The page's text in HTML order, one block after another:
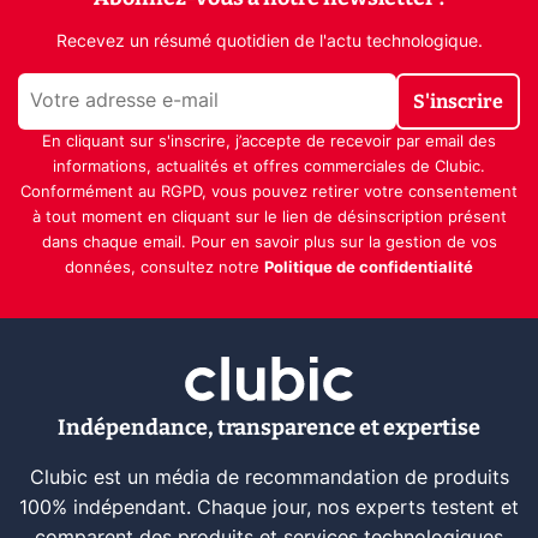
Recevez un résumé quotidien de l'actu technologique.
S'inscrire
En cliquant sur s'inscrire, j’accepte de recevoir par email des
informations, actualités et offres commerciales de Clubic.
Conformément au RGPD, vous pouvez retirer votre consentement
à tout moment en cliquant sur le lien de désinscription présent
dans chaque email. Pour en savoir plus sur la gestion de vos
données, consultez notre Politique de confidentialité
Indépendance, transparence et expertise
Clubic est un média de recommandation de produits
100% indépendant. Chaque jour, nos experts testent et